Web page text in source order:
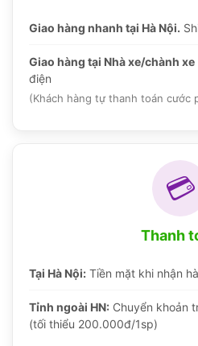
Giao hàng nhanh tại Hà Nội.
Giao hàng tại Nhà xe/chành xe
điện
(Khách hàng tự thanh toán cước
💳
Thanh
Tại Hà Nội: Tiền mặt khi nhận
Tỉnh ngoài HN: Chuyển khoản
(tối thiểu 200.000đ/1sp)